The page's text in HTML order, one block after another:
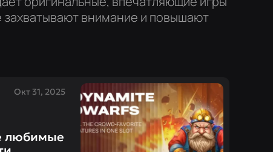
захватывают внимание и повышают
Окт 31, 2025
любимые